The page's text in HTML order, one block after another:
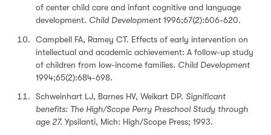
of center child care and infant cognitive and language
development. Child Development 1996;67(2):606-620.
Campbell FA, Ramey CT. Effects of early intervention on
intellectual and academic achievement: A follow-up study
of children from low-income families. Child Development
1994;65(2):684-698.
Schweinhart LJ, Barnes HV, Weikart DP. Significant
benefits: The High/Scope Perry Preschool Study through
age 27. Ypsilanti, Mich: High/Scope Press; 1993.